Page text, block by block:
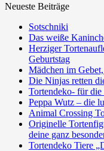
Neueste Beiträge
Sotschniki
Das weiße
Herziger
Geburtstag
Mädchen im
Die Ninjas retten
Tortendeko- für
Peppa Wutz – die
Animal Crossing
Originelle
deine ganz
Tortendeko Tiere